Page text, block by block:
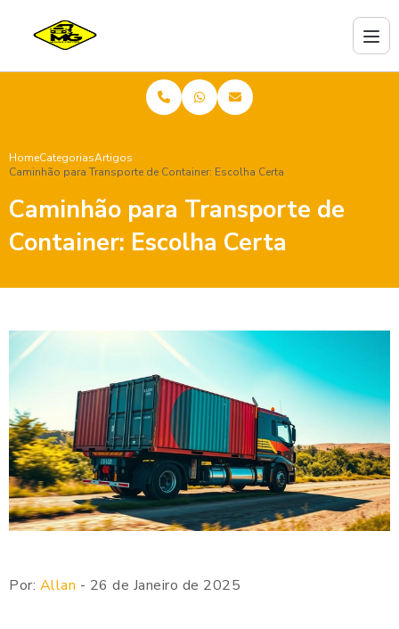
HomeCategoriasArtigos
Caminhão para Transporte de Container: Escolha Certa
Caminhão para Transporte de
Container: Escolha Certa
Por: Allan - 26 de Janeiro de 2025